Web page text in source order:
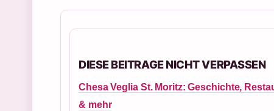
DIESE BEITRAGE NICHT VERPASSEN
Chesa Veglia St. Moritz: Geschichte,
& mehr